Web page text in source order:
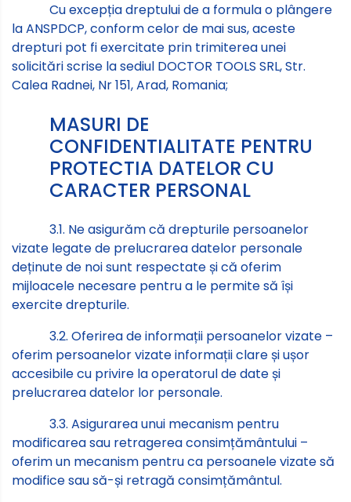
Cu excepția dreptului de a formula o plângere
la ANSPDCP, conform celor de mai sus, aceste
drepturi pot fi exercitate prin trimiterea unei
solicitări scrise la sediul DOCTOR TOOLS SRL, Str.
Calea Radnei, Nr 151, Arad, Romania;
MASURI DE
CONFIDENTIALITATE PENTRU
PROTECTIA DATELOR CU
CARACTER PERSONAL
3.1. Ne asigurăm că drepturile persoanelor
vizate legate de prelucrarea datelor personale
deținute de noi sunt respectate și că oferim
mijloacele necesare pentru a le permite să își
exercite drepturile.
3.2. Oferirea de informații persoanelor vizate –
oferim persoanelor vizate informații clare și ușor
accesibile cu privire la operatorul de date și
prelucrarea datelor lor personale.
3.3. Asigurarea unui mecanism pentru
modificarea sau retragerea consimțământului –
oferim un mecanism pentru ca persoanele vizate să
modifice sau să-și retragă consimțământul.